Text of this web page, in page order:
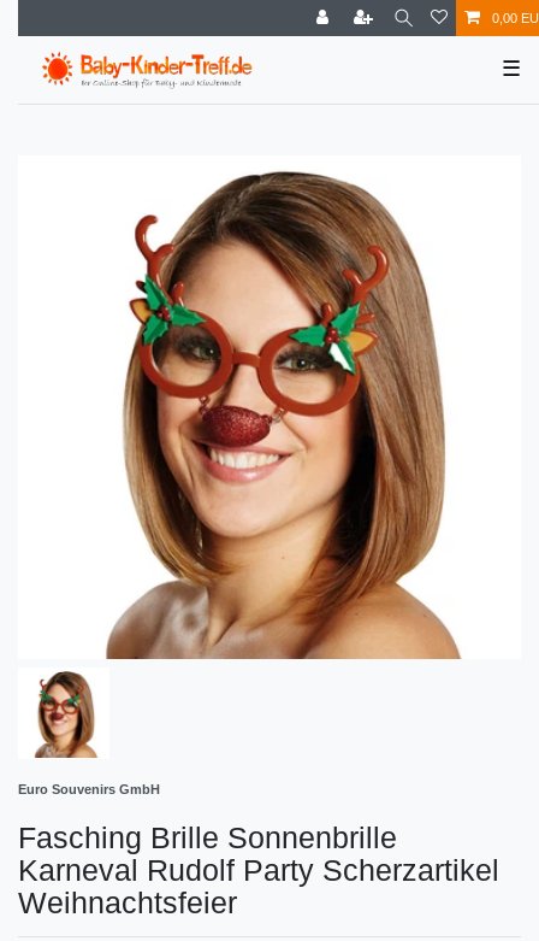
0,00
☰
Euro Souvenirs GmbH
Fasching Brille Sonnenbrille
Karneval Rudolf Party Scherzartikel
Weihnachtsfeier